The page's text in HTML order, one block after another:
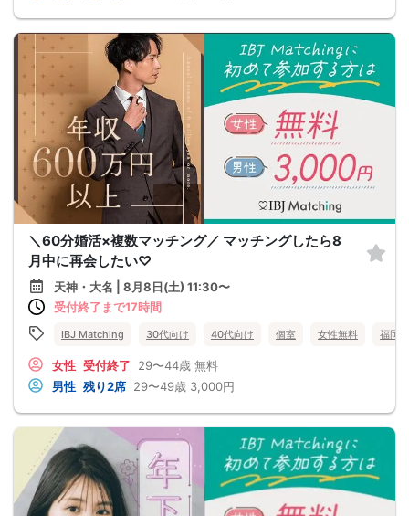
＼60分婚活×複数マッチング／ マッチングしたら8
月中に再会したい♡
天神・大名 | 8月8日(土) 11:30〜
受付終了まで17時間
IBJ Matching 30代向け 40代向け 個室 女性無料 福岡県
女性 受付終了 29〜44歳 無料
男性 残り2席 29〜49歳 3,000円